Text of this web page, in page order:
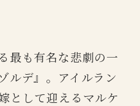
最も有名な悲劇の一
ルデ』。アイルラン
として迎えるマルケ